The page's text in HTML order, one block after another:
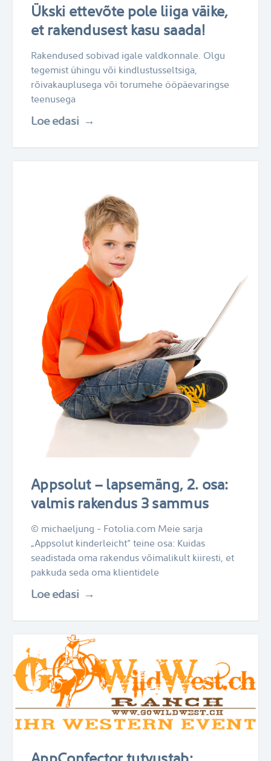
Ükski ettevõte pole liiga väike,
et rakendusest kasu saada!
Rakendused sobivad igale valdkonnale. Olgu
tegemist ühingu või kindlustusseltsiga,
rõivakauplusega või torumehe ööpäevaringse
teenusega
Loe edasi
Appsolut – lapsemäng, 2. osa:
valmis rakendus 3 sammus
© michaeljung - Fotolia.com Meie sarja
„Appsolut kinderleicht“ teine osa: Kuidas
seadistada oma rakendus võimalikult kiiresti, et
pakkuda seda oma klientidele
Loe edasi